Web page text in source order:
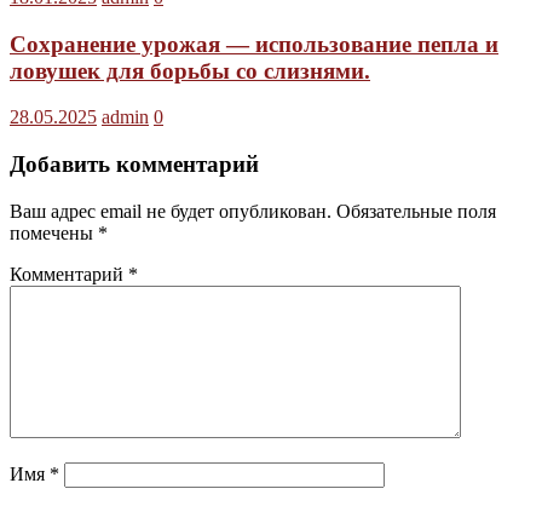
Сохранение урожая — использование пепла и
ловушек для борьбы со слизнями.
28.05.2025 admin 0
Добавить комментарий
Ваш адрес email не будет опубликован. Обязательные поля
помечены *
Комментарий *
Имя *